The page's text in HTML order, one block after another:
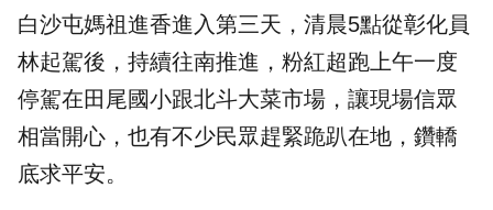
白沙屯媽祖進香進入第三天，清晨5點從彰化員
林起駕後，持續往南推進，粉紅超跑上午一度
停駕在田尾 國小跟北斗大菜市場，讓現場信眾
相當開心，也有不少民眾趕緊跪趴在地，鑽轎
底求平安。